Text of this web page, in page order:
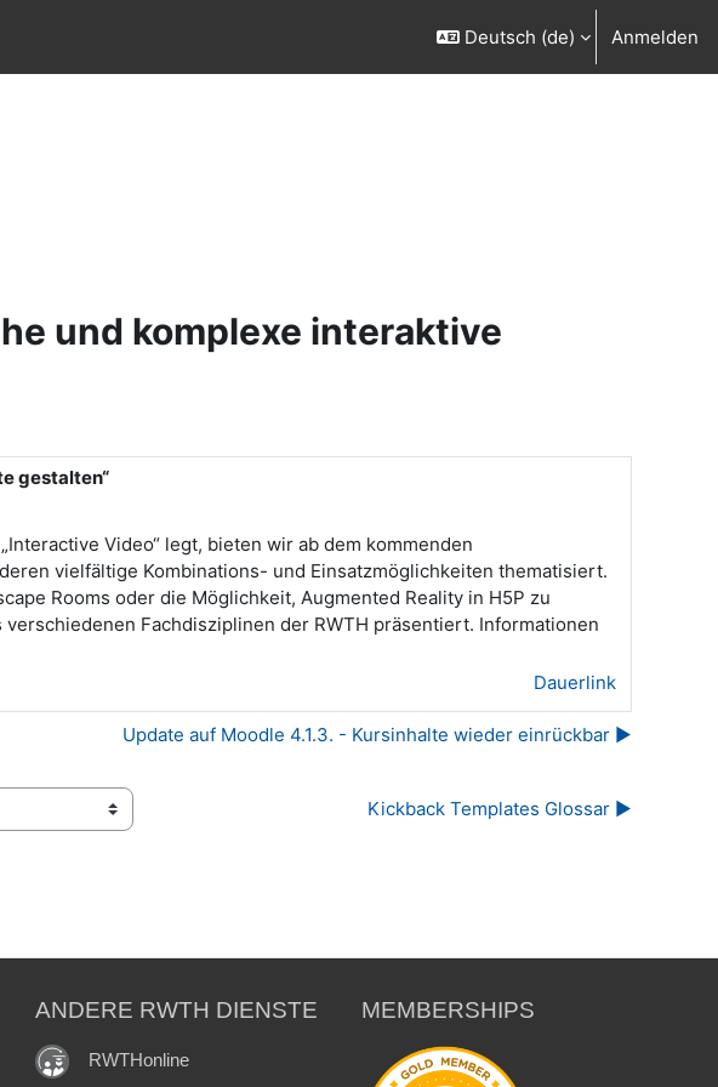
Deutsch ‎(de)‎ Anmelden
und komplexe interaktive
gestalten“
Video“ legt, bieten wir ab dem kommenden
vielfältige Kombinations- und Einsatzmöglichkeiten thematisiert.
Rooms oder die Möglichkeit, Augmented Reality in H5P zu
Fachdisziplinen der RWTH präsentiert. Informationen
Dauerlink
Update auf Moodle 4.1.3. - Kursinhalte wieder einrückbar ▶︎
Kickback Templates Glossar ▶︎
ANDERE RWTH DIENSTE
RWTHonline
MEMBERSHIPS